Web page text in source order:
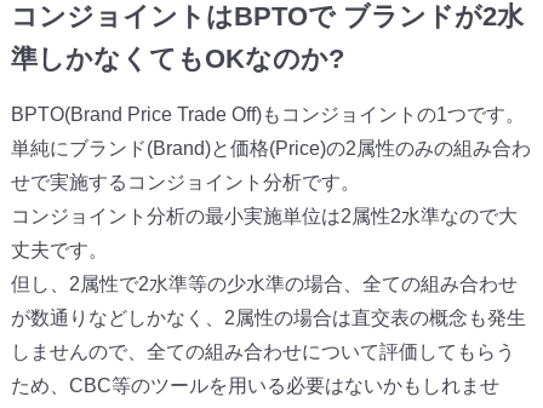
コンジョイントはBPTOで ブランドが2水
準しかなくてもOKなのか?
BPTO(Brand Price Trade Off)もコンジョイントの1つです。
単純にブランド(Brand)と価格(Price)の2属性のみの組み合わ
せで実施するコンジョイント分析です。
コンジョイント分析の最小実施単位は2属性2水準なので大
丈夫です。
但し、2属性で2水準等の少水準の場合、全ての組み合わせ
が数通りなどしかなく、2属性の場合は直交表の概念も発生
しませんので、全ての組み合わせについて評価してもらう
ため、CBC等のツールを用いる必要はないかもしれませ